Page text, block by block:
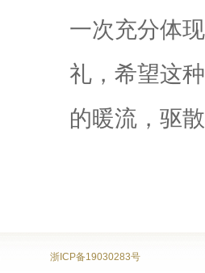
一次充分体
礼，希望这
的暖流，驱
浙ICP备19030283号